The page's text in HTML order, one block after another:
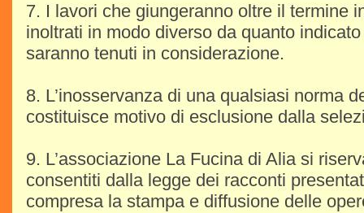
7. I lavori che giungeranno oltre il termine
inoltrati in modo diverso da quanto
saranno tenuti in considerazione.
8. L’inosservanza di una qualsiasi norma
costituisce motivo di esclusione dalla
9. L’associazione La Fucina di Alia si
consentiti dalla legge dei racconti
compresa la stampa e diffusione delle